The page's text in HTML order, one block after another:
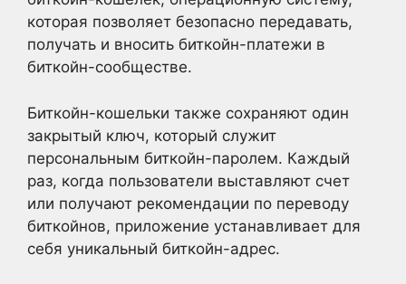
которая позволяет безопасно передавать,
получать и вносить биткойн-платежи в
биткойн-сообществе.
Биткойн-кошельки также сохраняют один
закрытый ключ, который служит
персональным биткойн-паролем. Каждый
раз, когда пользователи выставляют счет
или получают рекомендации по переводу
биткойнов, приложение устанавливает для
себя уникальный биткойн-адрес.